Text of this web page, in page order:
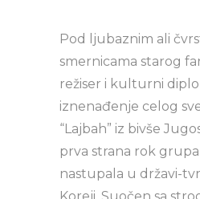
Pod ljubaznim ali
smernicama starog
režiser i kulturni
iznenađenje celog
“Lajbah” iz bivše
prva strana rok
nastupala u državi-